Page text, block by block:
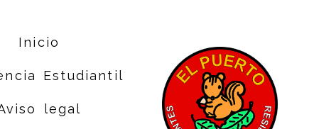
Inicio
Estudiantil
legal